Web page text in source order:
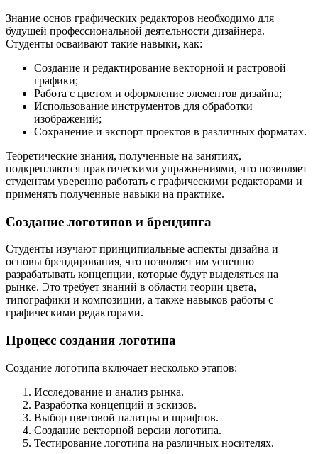
Знание основ графических редакторов необходимо для
будущей профессиональной деятельности дизайнера.
Студенты осваивают такие навыки, как:
Создание и редактирование векторной и растровой
графики;
Работа с цветом и оформление элементов дизайна;
Использование инструментов для обработки
изображений;
Сохранение и экспорт проектов в различных форматах.
Теоретические знания, полученные на занятиях,
подкрепляются практическими упражнениями, что позволяет
студентам уверенно работать с графическими редакторами и
применять полученные навыки на практике.
Создание логотипов и брендинга
Студенты изучают принципиальные аспекты дизайна и
основы брендирования, что позволяет им успешно
разрабатывать концепции, которые будут выделяться на
рынке. Это требует знаний в области теории цвета,
типографики и композиции, а также навыков работы с
графическими редакторами.
Процесс создания логотипа
Создание логотипа включает несколько этапов:
Исследование и анализ рынка.
Разработка концепций и эскизов.
Выбор цветовой палитры и шрифтов.
Создание векторной версии логотипа.
Тестирование логотипа на различных носителях.